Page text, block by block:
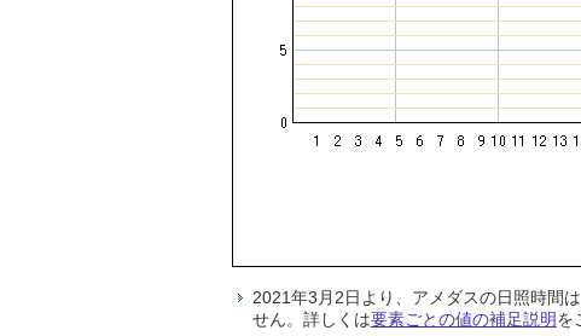
2021年3月2日より、アメダスの日照時間
せん。詳しくは要素ごとの値の補足説明を